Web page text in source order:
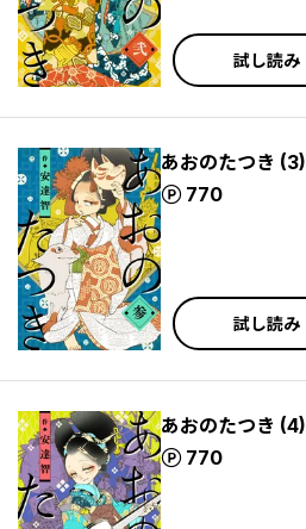
試し読み
あおのたつき (3)
770
ポイント
試し読み
あおのたつき (4)
770
ポイント